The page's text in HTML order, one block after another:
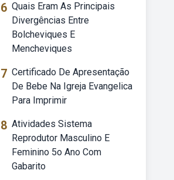
Quais Eram As Principais
Divergências Entre
Bolcheviques E
Mencheviques
Certificado De Apresentação
De Bebe Na Igreja Evangelica
Para Imprimir
Atividades Sistema
Reprodutor Masculino E
Feminino 5o Ano Com
Gabarito